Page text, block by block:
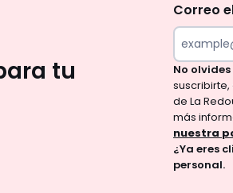
tu
para
tu
Al
tu
Correo
No
de La
más
nuestra
¿Ya eres
personal.